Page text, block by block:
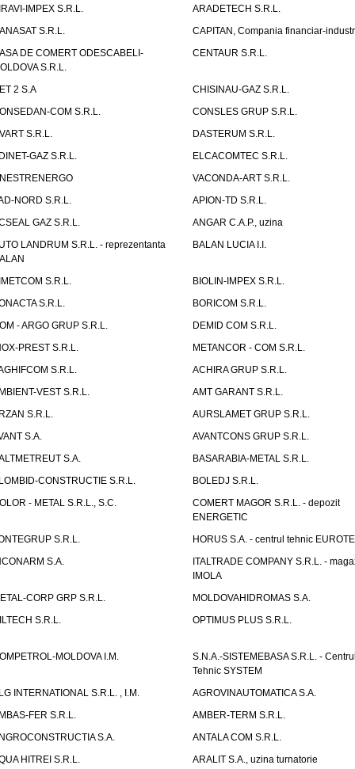
IMPEX S.R.L.
ARADETECH S.R.L.
S.R.L.
CAPITAN, Compania financiar-
DE COMERT ODESCABELI-
S.R.L.
CENTAUR S.R.L.
2 S.A
CHISINAU-GAZ S.R.L.
COM S.R.L.
CONSLES GRUP S.R.L.
S.R.L.
DASTERUM S.R.L.
GAZ S.R.L.
ELCACOMTEC S.R.L.
VACONDA-ART S.R.L.
NORD S.R.L.
APION-TD S.R.L.
GAZ S.R.L.
ANGAR C.A.P., uzina
LANDRUM S.R.L. - reprezentanta
BALAN LUCIA I.I.
S.R.L.
BIOLIN-IMPEX S.R.L.
S.R.L.
BORICOM S.R.L.
- ARGO GRUP S.R.L.
DEMID COM S.R.L.
PREST S.R.L.
METANCOR - COM S.R.L.
S.R.L.
ACHIRA GRUP S.R.L.
VEST S.R.L.
AMT GARANT S.R.L.
S.R.L.
AURSLAMET GRUP S.R.L.
S.A.
AVANTCONS GRUP S.R.L.
S.A.
BASARABIA-METAL S.R.L.
CONSTRUCTIE S.R.L.
BOLEDJ S.R.L.
- METAL S.R.L., S.C.
COMERT MAGOR S.R.L. - depozit
ENERGETIC
S.R.L.
HORUS S.A. - centrul tehnic
S.A.
ITALTRADE COMPANY S.R.L. -
IMOLA
CORP GRP S.R.L.
MOLDOVAHIDROMAS S.A.
S.R.L.
OPTIMUS PLUS S.R.L.
MOLDOVA I.M.
S.N.A.-SISTEMEBASA S.R.L. -
Tehnic SYSTEM
INTERNATIONAL S.R.L. , I.M.
AGROVINAUTOMATICA S.A.
FER S.R.L.
AMBER-TERM S.R.L.
S.A.
ANTALA COM S.R.L.
HITREI S.R.L.
ARALIT S.A., uzina turnatorie